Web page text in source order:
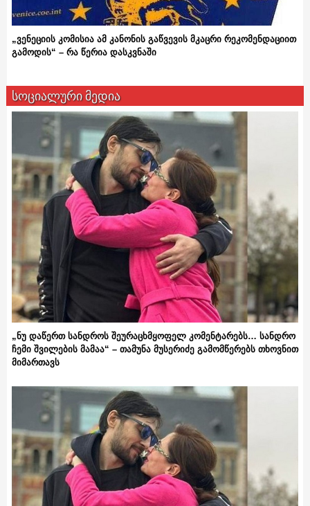
„ვენეციის კომისია ამ კანონის გაწვევის მკაცრი რეკომენდაციით
გამოდის“ – რა წერია დასკვნაში
სოციალური მედია
„ნუ დაწერთ სანდროს შეურაცხმყოფელ კომენტარებს… სანდრო
ჩემი შვილების მამაა“ – თამუნა მუსერიძე გამომწერებს თხოვნით
მიმართავს